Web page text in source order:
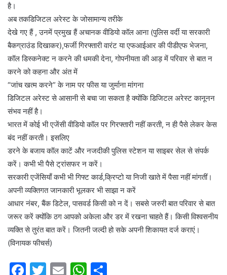
है।
अब तकडिजिटल अरेस्ट के जोसामान्य तरीके
देखे गए हैं , उनमें प्रमुख हैं अचानक वीडियो कॉल आना (पुलिस वर्दी या सरकारी
बैकग्राउंड दिखाकर),फर्जी गिरफ्तारी वारंट या एफआईआर की पीडीएफ भेजना,
कॉल डिस्कनेक्ट न करने की धमकी देना, गोपनीयता की आड़ में परिवार से बात न
करने को कहना और अंत में
“जांच खत्म करने” के नाम पर फीस या जुर्माना मांगना
डिजिटल अरेस्ट से आसानी से बचा जा सकता है क्योंकि डिजिटल अरेस्ट कानूनन
संभव नहीं है।
भारत में कोई भी एजेंसी वीडियो कॉल पर गिरफ्तारी नहीं करती, न ही पैसे लेकर केस
बंद नहीं करती। इसलिए
डरने के बजाय कॉल काटें और नजदीकी पुलिस स्टेशन या साइबर सेल से संपर्क
करें। कभी भी पैसे ट्रांसफर न करें।
सरकारी एजेंसियाँ कभी भी गिफ्ट कार्ड,क्रिप्टो या निजी खाते में पैसा नहीं मांगतीं।
अपनी व्यक्तिगत जानकारी भूलकर भी साझा न करें
आधार नंबर, बैंक डिटेल, पासवर्ड किसी को न दें। सबसे जरुरी बात परिवार से बात
जरूर करें क्योंकि ठग आपको अकेला और डर में रखना चाहते हैं। किसी विश्वसनीय
व्यक्ति से तुरंत बात करें। जितनी जल्दी हो सके अपनी शिकायत दर्ज कराएं।
(विनायक फीचर्स)
F
T
E
W